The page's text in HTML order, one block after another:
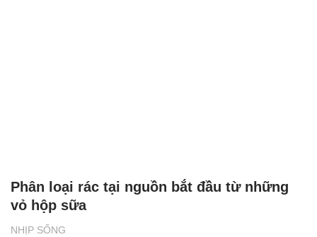
NHỊP SỐNG
Phân loại rác tại nguồn bắt đầu từ những
vỏ hộp sữa